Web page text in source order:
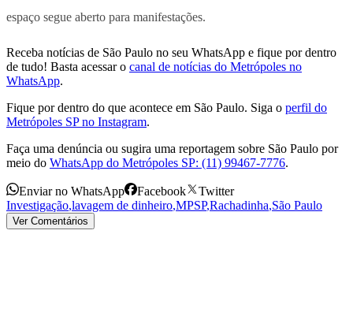
espaço segue aberto para manifestações.
Receba notícias de São Paulo no seu WhatsApp e fique por dentro
de tudo! Basta acessar o canal de notícias do Metrópoles no
WhatsApp.
Fique por dentro do que acontece em São Paulo. Siga o perfil do
Metrópoles SP no Instagram.
Faça uma denúncia ou sugira uma reportagem sobre São Paulo por
meio do WhatsApp do Metrópoles SP: (11) 99467-7776.
Enviar no WhatsApp Facebook
Twitter
Investigação,lavagem de dinheiro,MPSP,Rachadinha,São Paulo
Ver Comentários